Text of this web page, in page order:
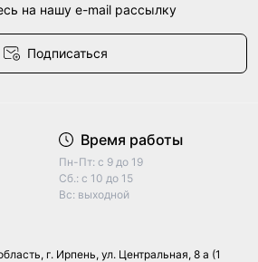
на нашу e-mail рассылку
Подписаться
Время работы
Пн-Пт: с 9 до 19
Сб.: с 10 до 15
Вс: выходной
г. Ирпень, ул. Центральная, 8 а (1